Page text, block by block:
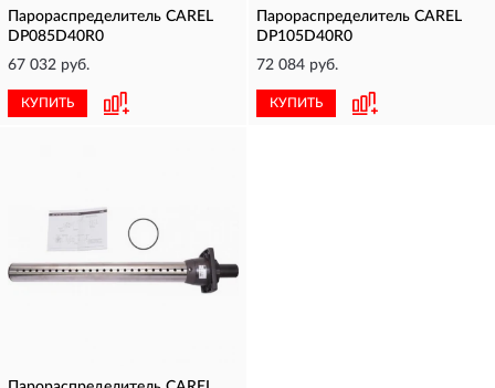
Парораспределитель CAREL
DP085D40R0
67 032 руб.
КУПИТЬ
Парораспределитель CAREL
DP105D40R0
72 084 руб.
КУПИТЬ